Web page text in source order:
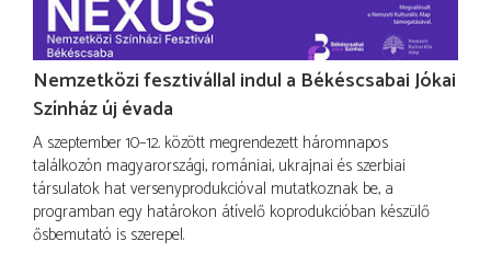
Nemzetközi fesztivállal indul a Békéscsabai Jókai
Színház új évada
A szeptember 10–12. között megrendezett háromnapos
találkozón magyarországi, romániai, ukrajnai és szerbiai
társulatok hat versenyprodukcióval mutatkoznak be, a
programban egy határokon átívelő koprodukcióban készülő
ősbemutató is szerepel.